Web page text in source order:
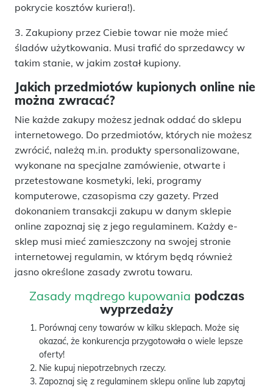
pokrycie kosztów kuriera!).
3. Zakupiony przez Ciebie towar nie może mieć
śladów użytkowania. Musi trafić do sprzedawcy w
takim stanie, w jakim został kupiony.
Jakich przedmiotów kupionych online nie
można zwracać?
Nie każde zakupy możesz jednak oddać do sklepu
internetowego. Do przedmiotów, których nie możesz
zwrócić, należą m.in. produkty spersonalizowane,
wykonane na specjalne zamówienie, otwarte i
przetestowane kosmetyki, leki, programy
komputerowe, czasopisma czy gazety. Przed
dokonaniem transakcji zakupu w danym sklepie
online zapoznaj się z jego regulaminem. Każdy e-
sklep musi mieć zamieszczony na swojej stronie
internetowej regulamin, w którym będą również
jasno określone zasady zwrotu towaru.
Zasady mądrego kupowania podczas
wyprzedaży
Porównaj ceny towarów w kilku sklepach. Może się
okazać, że konkurencja przygotowała o wiele lepsze
oferty!
Nie kupuj niepotrzebnych rzeczy.
Zapoznaj się z regulaminem sklepu online lub zapytaj